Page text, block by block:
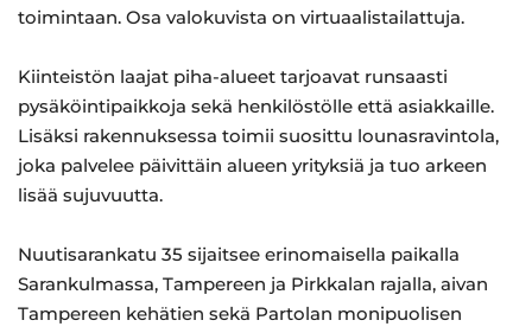
toimintaan. Osa valokuvista on virtuaalistailattuja.
Kiinteistön laajat piha-alueet tarjoavat runsaasti
pysäköintipaikkoja sekä henkilöstölle että asiakkaille.
Lisäksi rakennuksessa toimii suosittu lounasravintola,
joka palvelee päivittäin alueen yrityksiä ja tuo arkeen
lisää sujuvuutta.
Nuutisarankatu 35 sijaitsee erinomaisella paikalla
Sarankulmassa, Tampereen ja Pirkkalan rajalla, aivan
Tampereen kehätien sekä Partolan monipuolisen